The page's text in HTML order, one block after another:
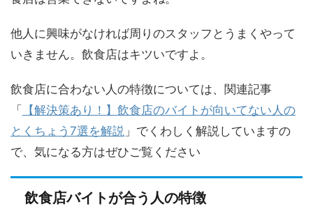
他人に興味がなければ周りのスタッフとうまくやって
いきません。飲食店はキツいですよ。
飲食店に合わない人の特徴については、関連記事
「
【解決策あり！】飲食店のバイトが向いてない人の
とくちょう7選を解説 」でくわしく解説していますの
で、気になる方はぜひご覧ください
飲食店バイトが合う人の特徴